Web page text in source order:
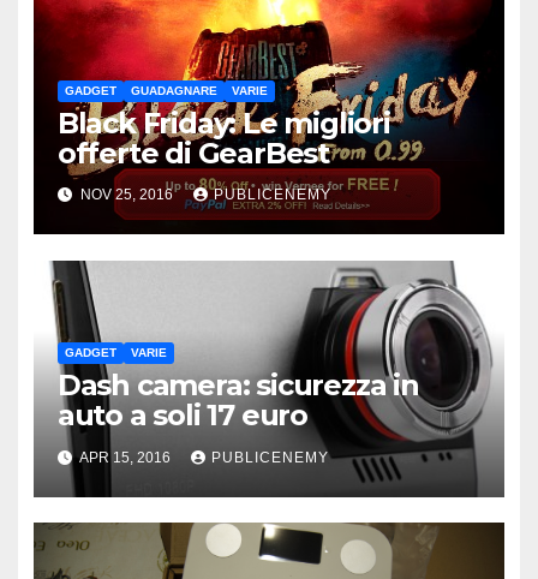
GADGET GUADAGNARE VARIE
Black Friday: Le migliori
offerte di GearBest
NOV 25, 2016 PUBLICENEMY
GADGET VARIE
Dash camera: sicurezza in
auto a soli 17 euro
APR 15, 2016 PUBLICENEMY